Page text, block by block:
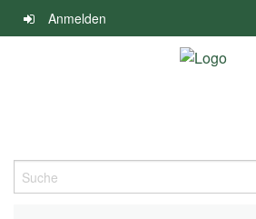
Navigation
überspringen
Anmelden
Suche